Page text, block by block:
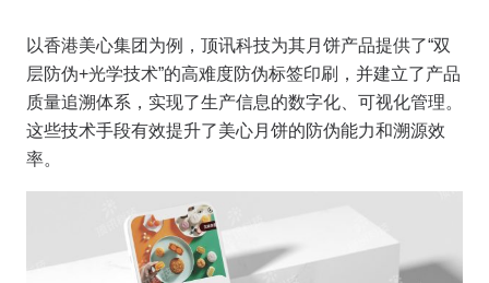
以香港美心集团为例，顶讯科技为其月饼产品提供了“双
层防伪+光学技术”的高难度防伪标签印刷，并建立了产品
质量追溯体系，实现了生产信息的数字化、可视化管理。
这些技术手段有效提升了美心月饼的防伪能力和溯源效
率。